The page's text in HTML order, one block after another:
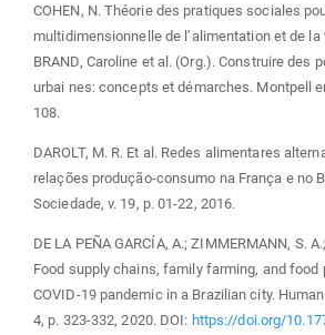
COHEN, N. Théorie des pratiques sociales
multidimensionnelle de l’alimentation et de la
BRAND, Caroline et al. (Org.). Construire des
urbai nes: concepts et démarches. Montpell
108.
DAROLT, M. R. Et al. Redes alimentares
relações produção-consumo na França e no
Sociedade, v. 19, p. 01-22, 2016.
DE LA PEÑA GARCÍA, A.; ZIMMERMANN, S.
Food supply chains, family farming, and food
COVID-19 pandemic in a Brazilian city.
4, p. 323-332, 2020. DOI: https://doi.org/